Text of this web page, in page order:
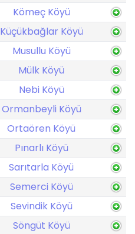
Kömeç Köyü
Küçükbağlar Köyü
Musullu Köyü
Mülk Köyü
Nebi Köyü
Ormanbeyli Köyü
Ortaören Köyü
Pınarlı Köyü
Sarıtarla Köyü
Semerci Köyü
Sevindik Köyü
Söngüt Köyü